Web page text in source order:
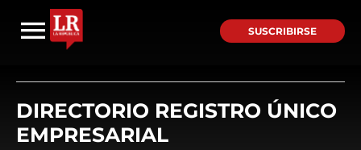
SUSCRIBIRSE
DIRECTORIO REGISTRO ÚNICO
EMPRESARIAL